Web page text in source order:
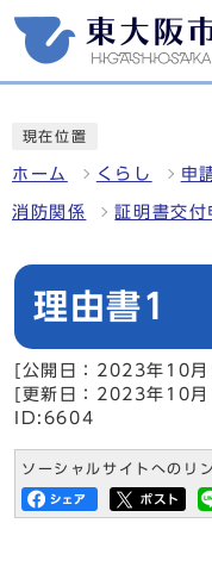
現在位置
ホーム くらし 申
消防関係 証明書交付
理由書1
[公開日：2023年10月
[更新日：2023年10月
ID:6604
ソーシャルサイトへのリ